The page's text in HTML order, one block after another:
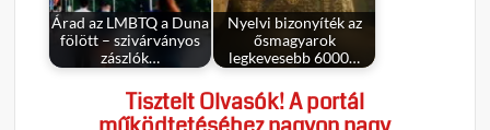
Árad az LMBTQ a Duna
fölött – szivárványos
zászlók…
Nyelvi bizonyíték az
ősmagyarok
legkevesebb 6000…
Tisztelt Olvasók! A portál